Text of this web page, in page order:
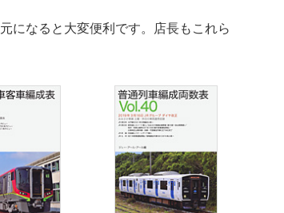
になると大変便利です。店長もこれら